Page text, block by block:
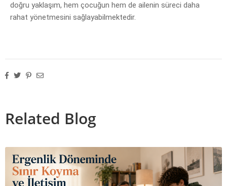
doğru yaklaşım, hem çocuğun hem de ailenin süreci daha
rahat yönetmesini sağlayabilmektedir.
Related Blog